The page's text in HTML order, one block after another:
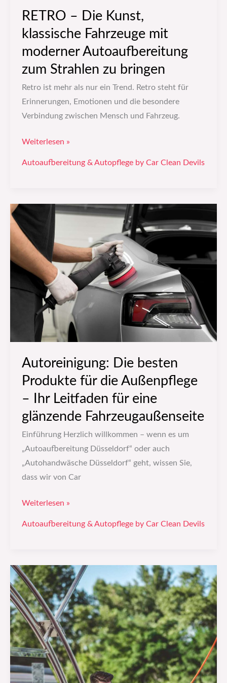
RETRO – Die Kunst,
klassische Fahrzeuge mit
moderner Autoaufbereitung
zum Strahlen zu bringen
Retro ist mehr als nur ein Trend. Retro steht für
Erinnerungen, Emotionen und die besondere
Verbindung zwischen Mensch und Fahrzeug.
zu
bringen
Weiterlesen »
Autoaufbereitung & Autopflege by Car Clean Devils
Autoreinigung: Die besten
Produkte für die Außenpflege
– Ihr Leitfaden für eine
glänzende Fahrzeugaußenseite
Einführung Herzlich willkommen – wenn es um
„Autoaufbereitung Düsseldorf“ oder auch
„Autohandwäsche Düsseldorf“ geht, wissen Sie,
dass wir von Car
Autoreinigung:
besten
Produkte
für
Außenpflege
Leitfaden
eine
glänzende
Fahrzeugaußenseite
Weiterlesen »
Autoaufbereitung & Autopflege by Car Clean Devils
Fahrzeugpflege
auf
höchstem
Niveau:
Warum
eine
professionelle
Autoaufbereitung